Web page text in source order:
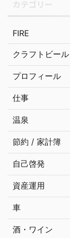
FIRE
クラフトビール
プロフィール
仕事
温泉
節約 / 家計簿
自己啓発
資産運用
車
酒・ワイン